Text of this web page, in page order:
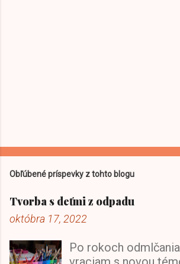
Obľúbené príspevky z tohto blogu
Tvorba s deťmi z odpadu
októbra 17, 2022
Po rokoch